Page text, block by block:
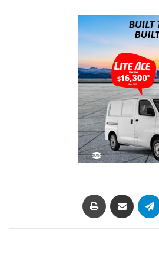
واتساب تيلقرام مشاركة عبر البريد